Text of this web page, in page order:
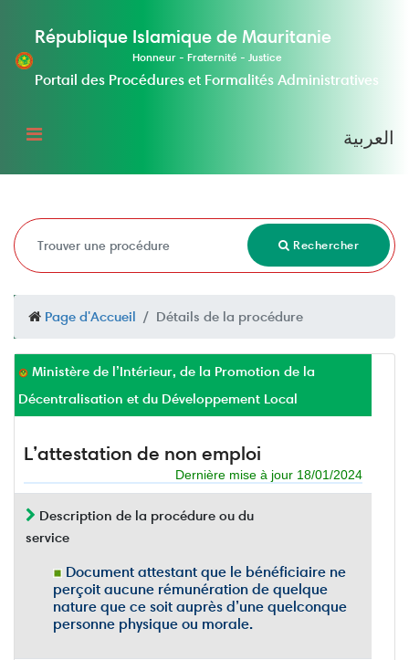
République Islamique de Mauritanie
Honneur - Fraternité - Justice
Portail des Procédures et Formalités Administratives
العربية
Rechercher
Page d'Accueil Détails de la procédure
Ministère de l’Intérieur, de la Promotion de la
Décentralisation et du Développement Local
L’attestation de non emploi
Dernière mise à jour 18/01/2024
Description de la procédure ou du
service
Document attestant que le bénéficiaire ne
perçoit aucune rémunération de quelque
nature que ce soit auprès d’une quelconque
personne physique ou morale.